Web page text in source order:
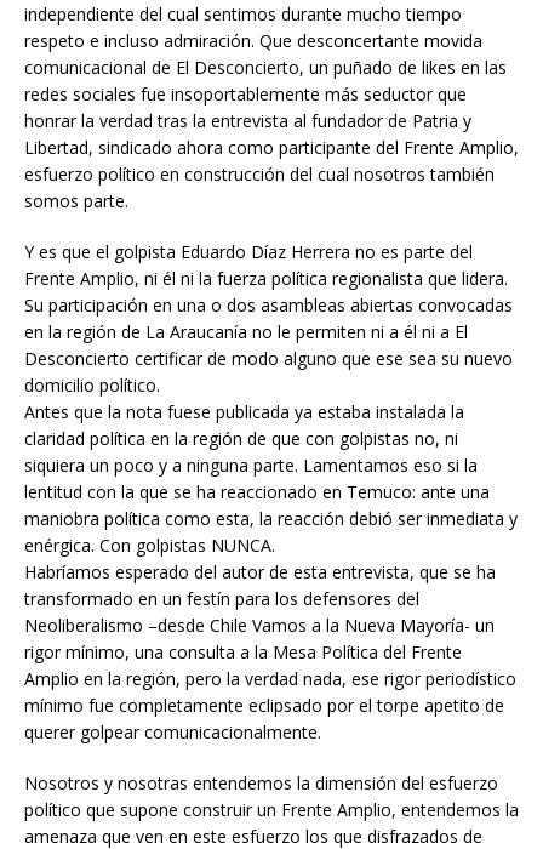
independiente del cual sentimos durante mucho tiempo
respeto e incluso admiración. Que desconcertante movida
comunicacional de El Desconcierto, un puñado de likes en las
redes sociales fue insoportablemente más seductor que
honrar la verdad tras la entrevista al fundador de Patria y
Libertad, sindicado ahora como participante del Frente Amplio,
esfuerzo político en construcción del cual nosotros también
somos parte.
Y es que el golpista Eduardo Díaz Herrera no es parte del
Frente Amplio, ni él ni la fuerza política regionalista que lidera.
Su participación en una o dos asambleas abiertas convocadas
en la región de La Araucanía no le permiten ni a él ni a El
Desconcierto certificar de modo alguno que ese sea su nuevo
domicilio político.
Antes que la nota fuese publicada ya estaba instalada la
claridad política en la región de que con golpistas no, ni
siquiera un poco y a ninguna parte. Lamentamos eso si la
lentitud con la que se ha reaccionado en Temuco: ante una
maniobra política como esta, la reacción debió ser inmediata y
enérgica. Con golpistas NUNCA.
Habríamos esperado del autor de esta entrevista, que se ha
transformado en un festín para los defensores del
Neoliberalismo –desde Chile Vamos a la Nueva Mayoría- un
rigor mínimo, una consulta a la Mesa Política del Frente
Amplio en la región, pero la verdad nada, ese rigor periodístico
mínimo fue completamente eclipsado por el torpe apetito de
querer golpear comunicacionalmente.
Nosotros y nosotras entendemos la dimensión del esfuerzo
político que supone construir un Frente Amplio, entendemos la
amenaza que ven en este esfuerzo los que disfrazados de